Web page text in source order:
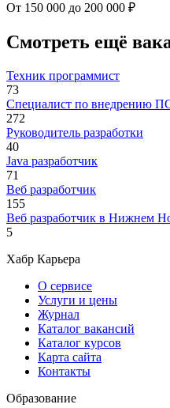
От 150 000 до 200 000 ₽
Смотреть ещё
Техник программист
73
Специалист по внедрению
272
Руководитель разработки
40
Java разработчик
71
Веб разработчик
155
Веб разработчик в Нижнем
5
Хабр Карьера
О сервисе
Услуги и цены
Журнал
Каталог вакансий
Каталог курсов
Карта сайта
Контакты
Образование